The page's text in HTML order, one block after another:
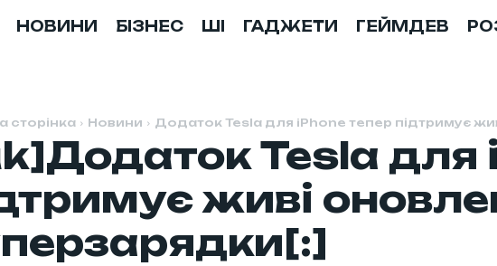
НОВИНИ БІЗНЕС ШІ ГАДЖЕТИ ГЕЙМДЕВ
сторінка Новини Додаток Tesla для iPhone тепер підтримує
Tesla для
живі